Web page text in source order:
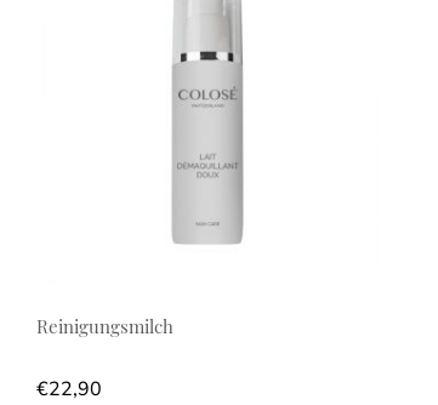
Reinigungsmilch
€22,90